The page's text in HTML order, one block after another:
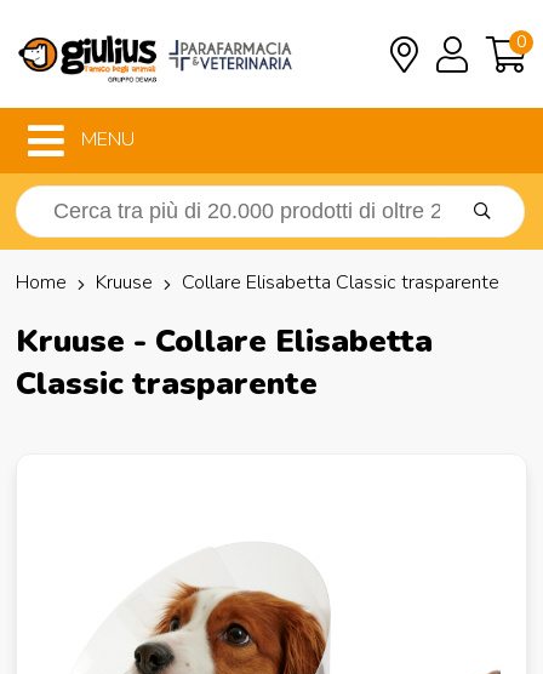
0
MENU
Home Kruuse Collare Elisabetta Classic trasparente
Kruuse - Collare Elisabetta
Classic trasparente